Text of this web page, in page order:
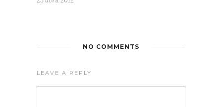
NO COMMENTS
LEAVE A REPLY